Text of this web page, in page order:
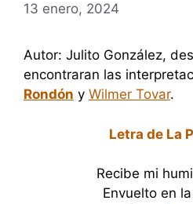
13 enero, 2024
Autor: Julito González,
encontraran las
Rondón y Wilmer Tovar.
Letra de La
Recibe mi
Envuelto en